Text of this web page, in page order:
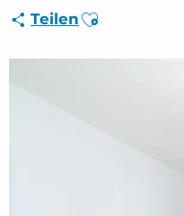
Ihr Aufenthalt - DE
Teilen Ajouter aux